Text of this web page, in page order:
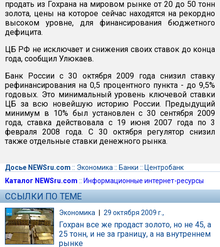
продать из Гохрана на мировом рынке от 20 до 50 тонн
золота, цены на которое сейчас находятся на рекордно
высоком уровне, для финансирования бюджетного
дефицита.
ЦБ РФ не исключает и снижения своих ставок до конца
года, сообщил Улюкаев.
Банк России с 30 октября 2009 года снизил ставку
рефинансирования на 0,5 процентного пункта - до 9,5%
годовых. Это минимальный уровень ключевой ставки
ЦБ за всю новейшую историю России. Предыдущий
минимум в 10% был установлен с 30 сентября 2009
года, ставка действовала с 19 июня 2007 года по 3
февраля 2008 года. С 30 октября регулятор снизил
также отдельные ставки денежного рынка.
Досье NEWSru.com :: Экономика :: Банки :: Центробанк
Каталог NEWSru.com :: Информационные интернет-ресурсы
ССЫЛКИ ПО ТЕМЕ
Экономика | 29 октября 2009 г.,
Гохран все же продаст золото, но не 45, а
25 тонн, и не за границу, а на внутреннем
рынке